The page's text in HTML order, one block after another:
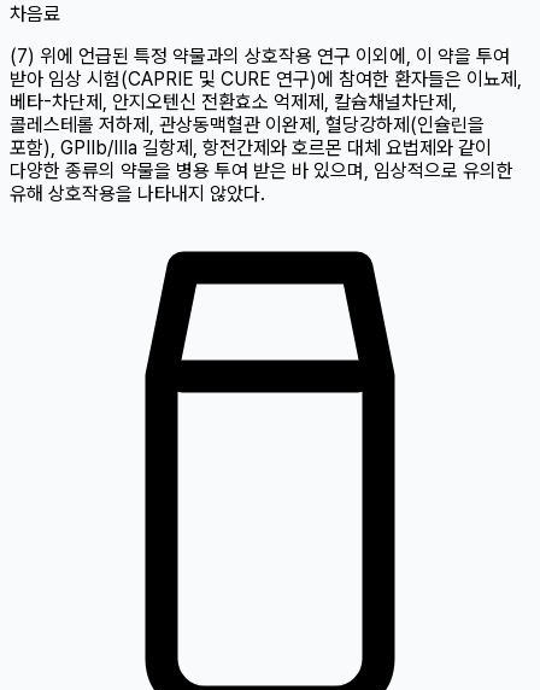
차음료
(7) 위에 언급된 특정 약물과의 상호작용 연구 이외에, 이 약을 투여
받아 임상 시험(CAPRIE 및 CURE 연구)에 참여한 환자들은 이뇨제,
베타-차단제, 안지오텐신 전환효소 억제제, 칼슘채널차단제,
콜레스테롤 저하제, 관상동맥혈관 이완제, 혈당강하제(인슐린을
포함), GPIIb/IIIa 길항제, 항전간제와 호르몬 대체 요법제와 같이
다양한 종류의 약물을 병용 투여 받은 바 있으며, 임상적으로 유의한
유해 상호작용을 나타내지 않았다.